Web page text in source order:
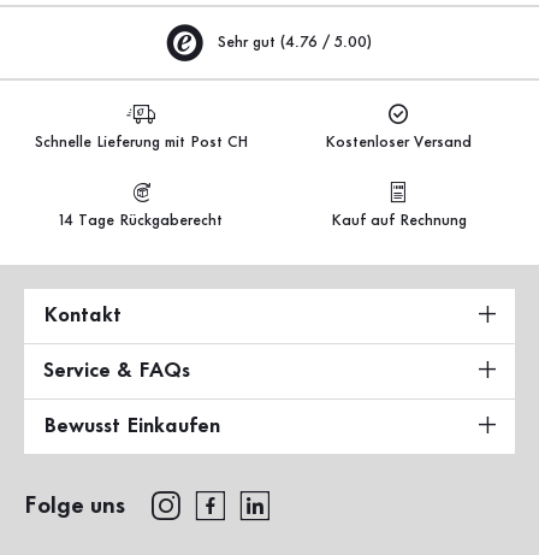
Sehr gut (4.76 / 5.00)
Schnelle Lieferung mit Post CH Kostenloser Versand
14 Tage Rückgaberecht Kauf auf Rechnung
Kontakt
Service & FAQs
Bewusst Einkaufen
Folge uns